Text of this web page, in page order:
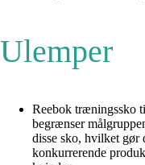
Ulemper
Reebok træningssko
begrænser
disse sko, hvilket gør
konkurrerende